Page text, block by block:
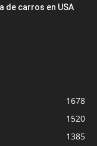
de carros en USA
1678
1520
1385